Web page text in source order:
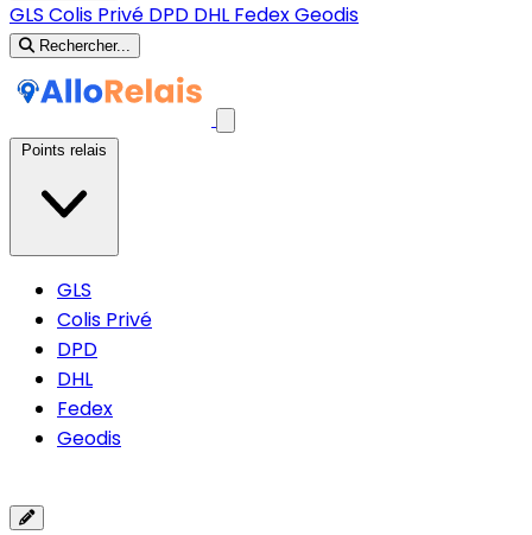
GLS Colis Privé DPD DHL FedexGeodis
Rechercher...
GLS
Colis Privé
DPD
DHL
Fedex
Geodis